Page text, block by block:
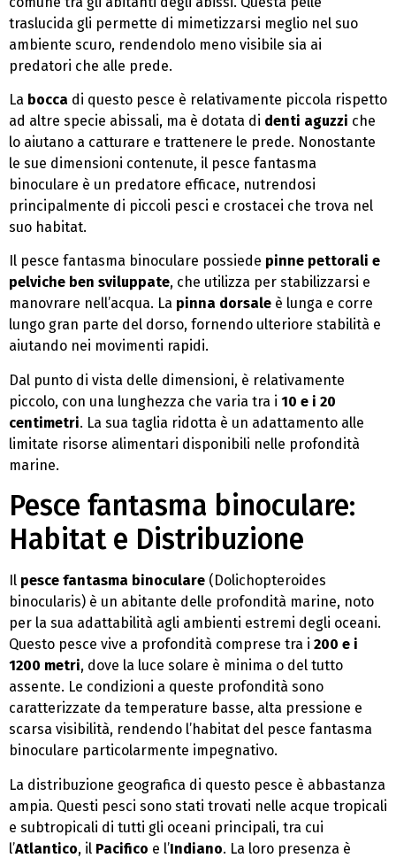
traslucida gli permette di mimetizzarsi meglio nel suo
ambiente scuro, rendendolo meno visibile sia ai
predatori che alle prede.
La bocca di questo pesce è relativamente piccola rispetto
ad altre specie abissali, ma è dotata di denti aguzzi che
lo aiutano a catturare e trattenere le prede. Nonostante
le sue dimensioni contenute, il pesce fantasma
binoculare è un predatore efficace, nutrendosi
principalmente di piccoli pesci e crostacei che trova nel
suo habitat.
Il pesce fantasma binoculare possiede pinne pettorali e
pelviche ben sviluppate, che utilizza per stabilizzarsi e
manovrare nell’acqua. La pinna dorsale è lunga e corre
lungo gran parte del dorso, fornendo ulteriore stabilità e
aiutando nei movimenti rapidi.
Dal punto di vista delle dimensioni, è relativamente
piccolo, con una lunghezza che varia tra i 10 e i 20
centimetri. La sua taglia ridotta è un adattamento alle
limitate risorse alimentari disponibili nelle profondità
marine.
Pesce fantasma binoculare:
Habitat e Distribuzione
Il pesce fantasma binoculare (Dolichopteroides
binocularis) è un abitante delle profondità marine, noto
per la sua adattabilità agli ambienti estremi degli oceani.
Questo pesce vive a profondità comprese tra i 200 e i
1200 metri, dove la luce solare è minima o del tutto
assente. Le condizioni a queste profondità sono
caratterizzate da temperature basse, alta pressione e
scarsa visibilità, rendendo l’habitat del pesce fantasma
binoculare particolarmente impegnativo.
La distribuzione geografica di questo pesce è abbastanza
ampia. Questi pesci sono stati trovati nelle acque tropicali
e subtropicali di tutti gli oceani principali, tra cui
l’Atlantico, il Pacifico e l’Indiano. La loro presenza è